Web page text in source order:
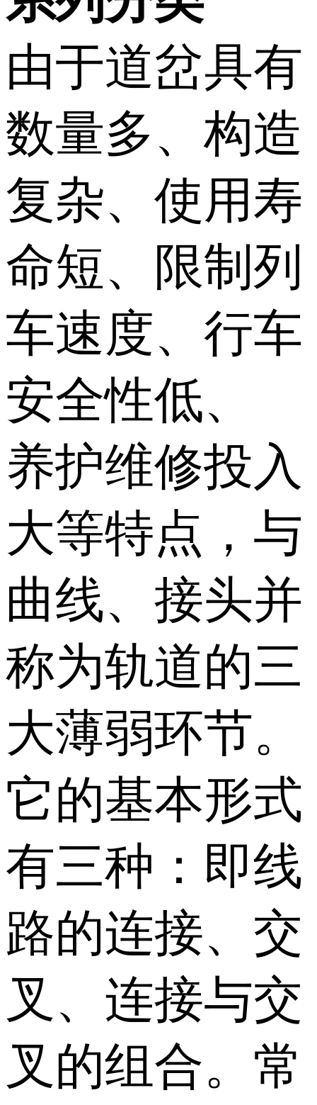
由于道岔具有
数量多、构造
复杂、使用寿
命短、限制列
车速度、行车
安全性低、
养护维修投入
大等特点，与
曲线、接头并
称为轨道的三
大薄弱环节。
它的基本形式
有三种：即线
路的连接、交
叉、连接与交
叉的组合。常